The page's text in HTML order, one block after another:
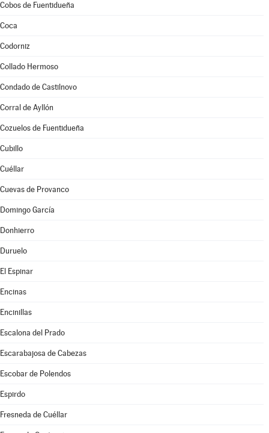
Cobos de Fuentidueña
Coca
Codorniz
Collado Hermoso
Condado de Castilnovo
Corral de Ayllón
Cozuelos de Fuentidueña
Cubillo
Cuéllar
Cuevas de Provanco
Domingo García
Donhierro
Duruelo
El Espinar
Encinas
Encinillas
Escalona del Prado
Escarabajosa de Cabezas
Escobar de Polendos
Espirdo
Fresneda de Cuéllar